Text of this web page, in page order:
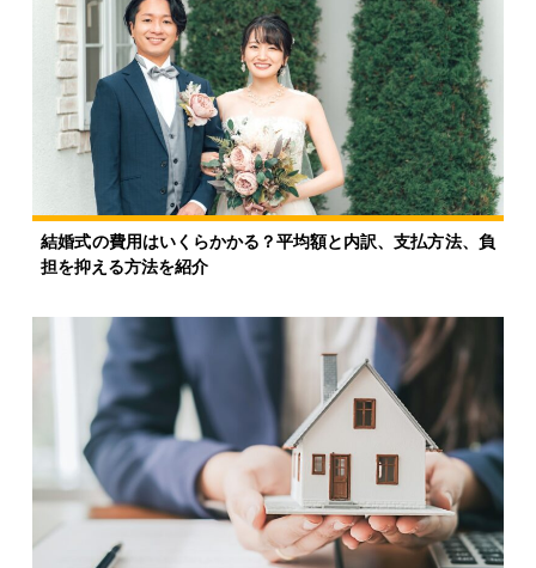
結婚式の費用はいくらかかる？平均額と内訳、支払方法、負
担を抑える方法を紹介